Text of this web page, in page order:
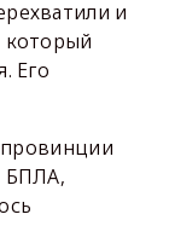
и
который
Его
БПЛА,